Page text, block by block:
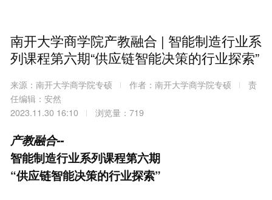
南开大学商学院产教融合 | 智能制造行业系
列课程第六期“供应链智能决策的行业探索”
来源：南开大学商学院专硕 作者：南开大学商学院专硕
责
任编辑：安然
2023.11.30 16:10
浏览量：719
产教融合--
智能制造行业系列课程第六期
“供应链智能决策的行业探索”